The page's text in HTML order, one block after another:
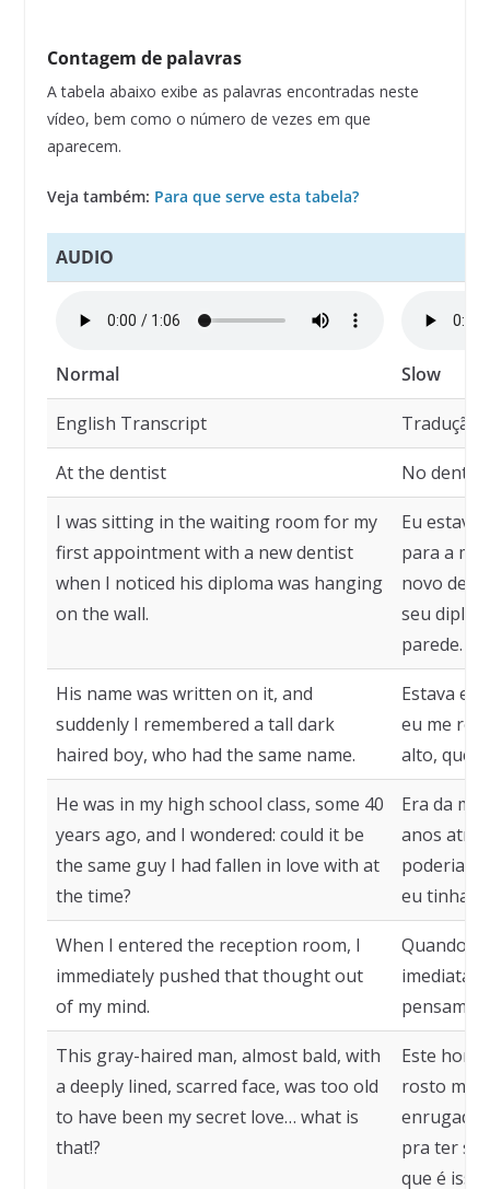
Contagem de palavras
A tabela abaixo exibe as palavras encontradas neste
vídeo, bem como o número de vezes em que
aparecem.
Veja também: Para que serve esta tabela?
AUDIO
Normal Slow
English Transcript Tradução
At the dentist No
I was sitting in the waiting room for my
first appointment with a new dentist
when I noticed his diploma was hanging
on the wall.
Eu estava
para a
novo
seu
parede.
His name was written on it, and
suddenly I remembered a tall dark
haired boy, who had the same name.
Estava
eu me
alto, que
He was in my high school class, some 40
years ago, and I wondered: could it be
the same guy I had fallen in love with at
the time?
Era da
anos
poderia
eu tinha
When I entered the reception room, I
immediately pushed that thought out
of my mind.
Quando
This gray-haired man, almost bald, with
a deeply lined, scarred face, was too old
to have been my secret love… what is
that!?
Este
rosto
pra ter
que é